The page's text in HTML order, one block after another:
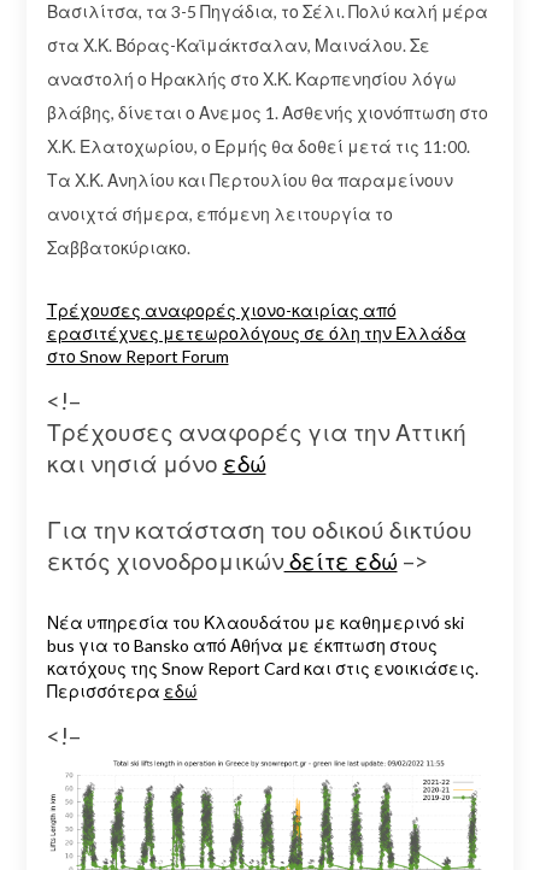
Βασιλίτσα, τα 3-5 Πηγάδια, το Σέλι. Πολύ καλή μέρα
στα Χ.Κ. Βόρας-Καϊμάκτσαλαν, Μαινάλου. Σε
αναστολή ο Ηρακλής στο Χ.Κ. Καρπενησίου λόγω
βλάβης, δίνεται ο Ανεμος 1. Ασθενής χιονόπτωση στο
Χ.Κ. Ελατοχωρίου, ο Ερμής θα δοθεί μετά τις 11:00.
Τα Χ.Κ. Ανηλίου και Περτουλίου θα παραμείνουν
ανοιχτά σήμερα, επόμενη λειτουργία το
Σαββατοκύριακο.
Τρέχουσες αναφορές χιονο-καιρίας από
ερασιτέχνες μετεωρολόγους σε όλη την Ελλάδα
στο Snow Report Forum
<!–
Τρέχουσες αναφορές για την Αττική
και νησιά μόνο εδώ
Για την κατάσταση του οδικού δικτύου
εκτός χιονοδρομικώνδείτε εδώ –>
Νέα υπηρεσία του Κλαουδάτου με καθημερινό ski
bus για το Bansko από Αθήνα με έκπτωση στους
κατόχους της Snow Report Card και στις ενοικιάσεις.
Περισσότερα εδώ
<!–